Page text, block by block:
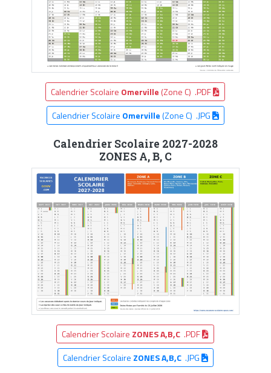
Calendrier Scolaire Omerville (Zone C) .PDF
Calendrier Scolaire Omerville(Zone C) .JPG
Calendrier Scolaire 2027-2028
ZONES A, B, C
Calendrier Scolaire ZONES A,B,C .PDF
Calendrier Scolaire ZONES A,B,C.JPG